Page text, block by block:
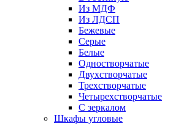
Из МДФ
Из ЛДСП
Бежевые
Серые
Белые
Одностворчатые
Двухстворчатые
Трехстворчатые
Четырехстворчатые
С зеркалом
Шкафы угловые